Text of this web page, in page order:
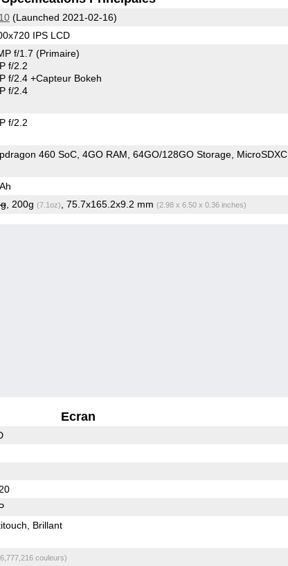
(Launched 2021-02-16)
IPS LCD
f/1.7 (Primaire)
f/2.2
f/2.4 +Capteur Bokeh
f/2.4
f/2.2
460 SoC 4GO RAM 64GO/128GO Storage MicroSDXC
, 200g (7.1oz) , 75.7x165.2x9.2 mm (2.98 x 6.50 x 0.36 inches)
Ecran
Brillant
couleurs)